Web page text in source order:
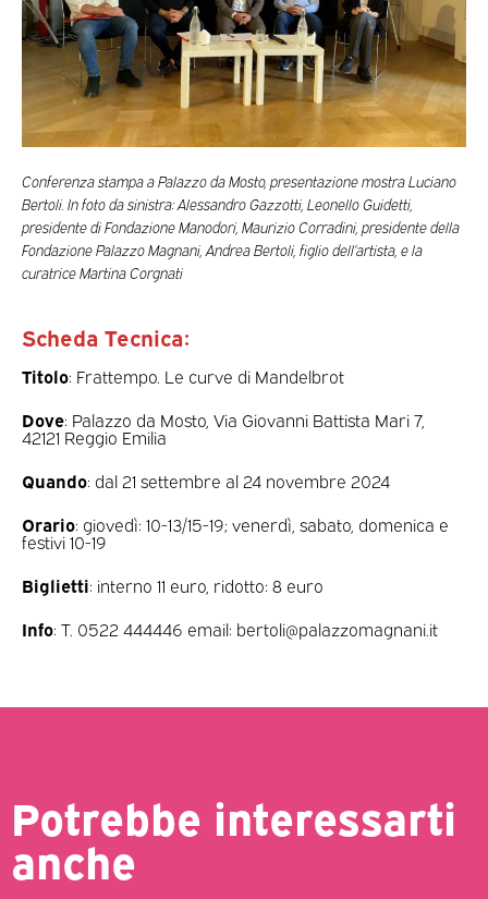
Conferenza stampa a Palazzo da Mosto, presentazione mostra Luciano
Bertoli. In foto da sinistra: Alessandro Gazzotti, Leonello Guidetti,
presidente di Fondazione Manodori, Maurizio Corradini, presidente della
Fondazione Palazzo Magnani, Andrea Bertoli, figlio dell’artista, e la
curatrice Martina Corgnati
Scheda Tecnica:
Titolo: Frattempo. Le curve di Mandelbrot
Dove: Palazzo da Mosto, Via Giovanni Battista Mari 7,
42121 Reggio Emilia
Quando: dal 21 settembre al 24 novembre 2024
Orario: giovedì: 10-13/15-19; venerdì, sabato, domenica e
festivi 10-19
Biglietti: interno 11 euro, ridotto: 8 euro
Info: T. 0522 444446 email: bertoli@palazzomagnani.it
Potrebbe interessarti
anche